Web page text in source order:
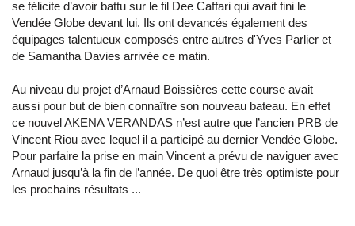
se félicite d’avoir battu sur le fil Dee Caffari qui avait fini le
Vendée Globe devant lui. Ils ont devancés également des
équipages talentueux composés entre autres d'Yves Parlier et
de Samantha Davies arrivée ce matin.
Au niveau du projet d’Arnaud Boissières cette course avait
aussi pour but de bien connaître son nouveau bateau. En effet
ce nouvel AKENA VERANDAS n’est autre que l’ancien PRB de
Vincent Riou avec lequel il a participé au dernier Vendée Globe.
Pour parfaire la prise en main Vincent a prévu de naviguer avec
Arnaud jusqu’à la fin de l’année. De quoi être très optimiste pour
les prochains résultats ...